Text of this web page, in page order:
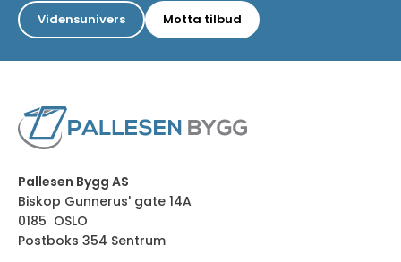
Vidensunivers Motta tilbud
Pallesen Bygg AS
Biskop Gunnerus' gate 14A
0185 OSLO
Postboks 354 Sentrum